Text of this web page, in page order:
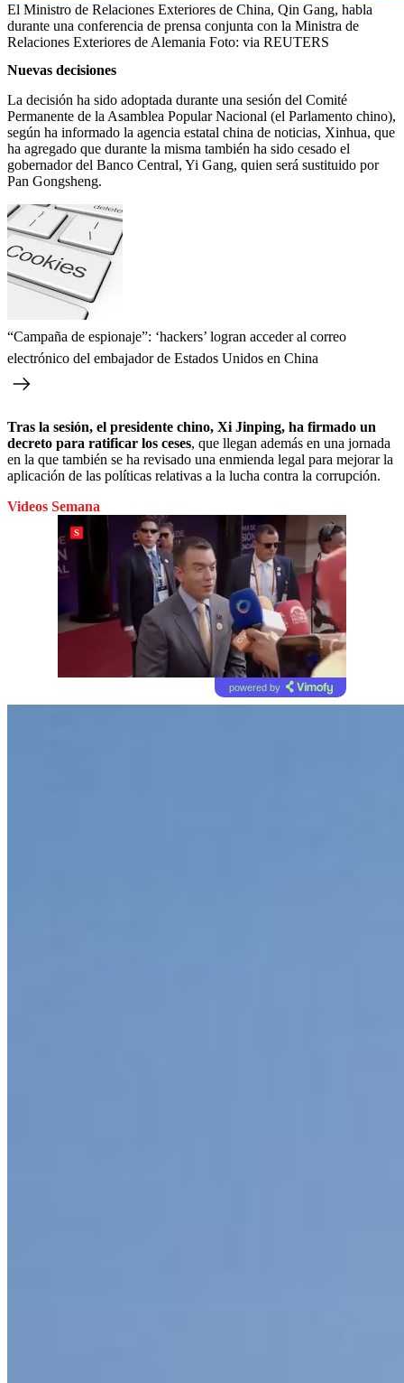
El Ministro de Relaciones Exteriores de China, Qin Gang, habla
durante una conferencia de prensa conjunta con la Ministra de
Relaciones Exteriores de Alemania Foto: via REUTERS
Nuevas decisiones
La decisión ha sido adoptada durante una sesión del Comité
Permanente de la Asamblea Popular Nacional (el Parlamento chino),
según ha informado la agencia estatal china de noticias, Xinhua, que
ha agregado que durante la misma también ha sido cesado el
gobernador del Banco Central, Yi Gang, quien será sustituido por
Pan Gongsheng.
“Campaña de espionaje”: ‘hackers’ logran acceder al correo
electrónico del embajador de Estados Unidos en China
Tras la sesión, el presidente chino, Xi Jinping, ha firmado un
decreto para ratificar los ceses, que llegan además en una jornada
en la que también se ha revisado una enmienda legal para mejorar la
aplicación de las políticas relativas a la lucha contra la corrupción.
Videos Semana
powered by